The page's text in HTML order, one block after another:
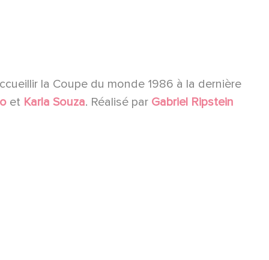
la Coupe du monde 1986 à la dernière
et Karla Souza. Réalisé par Gabriel Ripstein